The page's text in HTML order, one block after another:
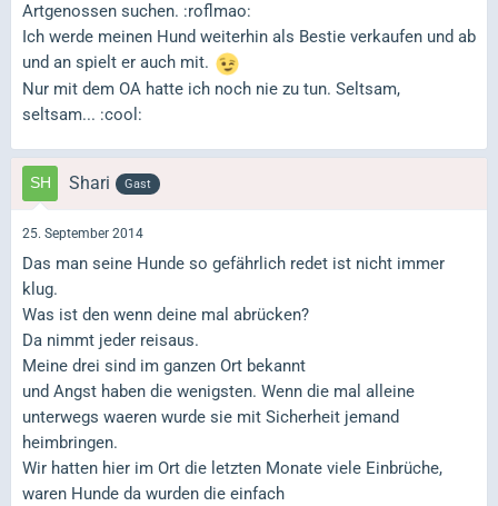
Artgenossen suchen. :roflmao:
Ich werde meinen Hund weiterhin als Bestie verkaufen und ab
und an spielt er auch mit.
Nur mit dem OA hatte ich noch nie zu tun. Seltsam,
seltsam... :cool:
Shari Gast
25. September 2014
Das man seine Hunde so gefährlich redet ist nicht immer
klug.
Was ist den wenn deine mal abrücken?
Da nimmt jeder reisaus.
Meine drei sind im ganzen Ort bekannt
und Angst haben die wenigsten. Wenn die mal alleine
unterwegs waeren wurde sie mit Sicherheit jemand
heimbringen.
Wir hatten hier im Ort die letzten Monate viele Einbrüche,
waren Hunde da wurden die einfach